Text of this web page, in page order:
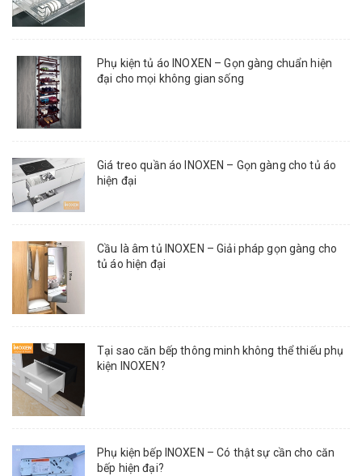
Phụ kiện tủ áo INOXEN – Gọn gàng chuẩn hiện
đại cho mọi không gian sống
Giá treo quần áo INOXEN – Gọn gàng cho tủ áo
hiện đại
Cầu là âm tủ INOXEN – Giải pháp gọn gàng cho
tủ áo hiện đại
Tại sao căn bếp thông minh không thể thiếu phụ
kiện INOXEN?
Phụ kiện bếp INOXEN – Có thật sự cần cho căn
bếp hiện đại?